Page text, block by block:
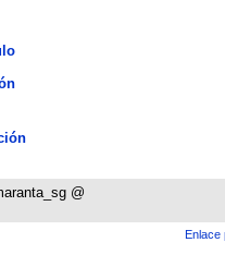
@
Enlace